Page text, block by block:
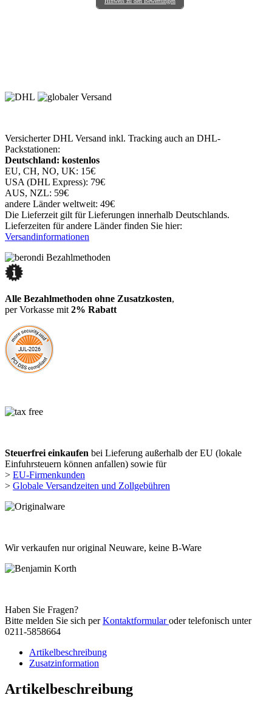
Versicherter DHL Versand inkl. Tracking auch an DHL-
Packstationen:
Deutschland: kostenlos
EU, CH, NO, UK: 15€
USA (DHL Express): 79€
AUS, NZL: 59€
andere Länder weltweit: 49€
Die Lieferzeit gilt für Lieferungen innerhalb Deutschlands.
Lieferzeiten für andere Länder finden Sie hier:
Versandinformationen
Alle Bezahlmethoden ohne Zusatzkosten,
per Vorkasse mit 2% Rabatt
Steuerfrei einkaufen bei Lieferung außerhalb der EU (lokale
Einfuhrsteuern können anfallen) sowie für
> EU-Firmenkunden
> Globale Versandzeiten und Zollgebühren
Wir verkaufen nur original Neuware, keine B-Ware
Haben Sie Fragen?
Bitte melden Sie sich perKontaktformularoder telefonisch unter
0211-5858664
Artikelbeschreibung
Zusatzinformation
Artikelbeschreibung